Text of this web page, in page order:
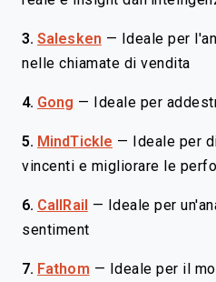
3. Salesken —
Ideale per
nelle chiamate di vendita
4. Gong — Ideale per
5. MindTickle —
Ideale per
vincenti e migliorare le
6. CallRail —
Ideale per
sentiment
7. Fathom —
Ideale per il